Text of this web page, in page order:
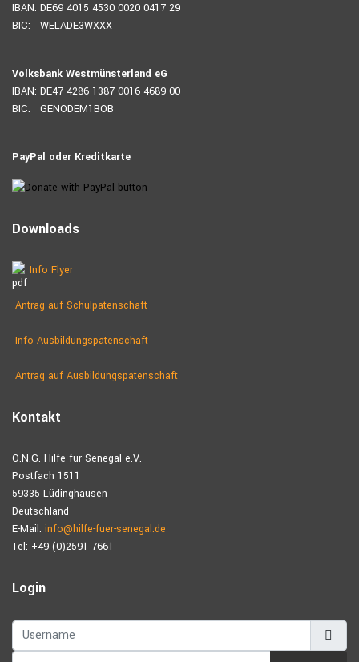
IBAN: DE69 4015 4530 0020 0417 29
BIC: WELADE3WXXX
Volksbank Westmünsterland eG
IBAN: DE47 4286 1387 0016 4689 00
BIC: GENODEM1BOB
PayPal oder Kreditkarte
Downloads
Info Flyer
Antrag auf Schulpatenschaft
Info Ausbildungspatenschaft
Antrag auf Ausbildungs­patenschaft
Kontakt
O.N.G. Hilfe für Senegal e.V.
Postfach 1511
59335 Lüdinghausen
Deutschland
E-Mail: info@hilfe-fuer-senegal.de
Tel: +49 (0)2591 7661
Login
Username
Password